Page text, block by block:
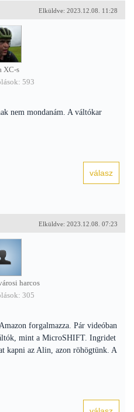
Elküldve: 2023.12.08. 11:28
XC-s
593
nem mondanám. A váltókar
Elküldve: 2023.12.08. 07:23
harcos
305
forgalmazza. Pár videóban
mint a MicroSHIFT. Ingridet
kapni az Alin, azon röhögtünk. A